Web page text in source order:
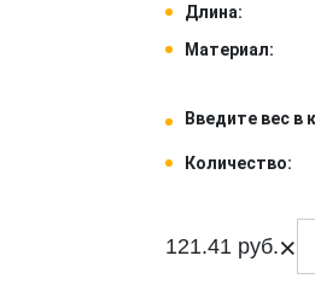
Длина:
Материал:
Введите вес в
Количество:
121.41 руб.×